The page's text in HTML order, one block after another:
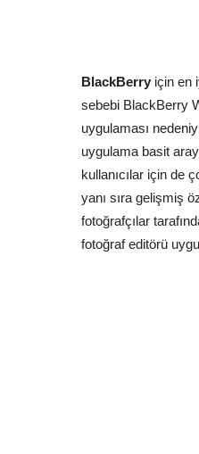
BlackBerry için en
sebebi BlackBerry
uygulaması
uygulama basit
kullanıcılar için de
yanı sıra gelişmiş
fotoğrafçılar
fotoğraf editörü